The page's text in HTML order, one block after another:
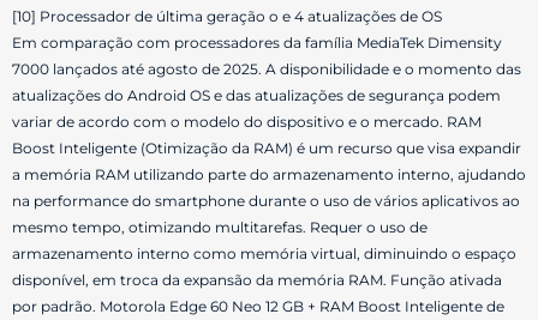
[10] Processador de última geração o e 4 atualizações de OS
Em comparação com processadores da família MediaTek Dimensity
7000 lançados até agosto de 2025. A disponibilidade e o momento das
atualizações do Android OS e das atualizações de segurança podem
variar de acordo com o modelo do dispositivo e o mercado. RAM
Boost Inteligente (Otimização da RAM) é um recurso que visa expandir
a memória RAM utilizando parte do armazenamento interno, ajudando
na performance do smartphone durante o uso de vários aplicativos ao
mesmo tempo, otimizando multitarefas. Requer o uso de
armazenamento interno como memória virtual, diminuindo o espaço
disponível, em troca da expansão da memória RAM. Função ativada
por padrão. Motorola Edge 60 Neo 12 GB + RAM Boost Inteligente de